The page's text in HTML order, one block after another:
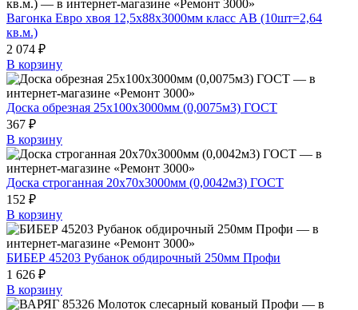
Вагонка Евро хвоя 12,5х88х3000мм класс АВ (10шт=2,64
кв.м.)
2 074 ₽
В корзину
Доска обрезная 25х100х3000мм (0,0075м3) ГОСТ
367 ₽
В корзину
Доска строганная 20х70х3000мм (0,0042м3) ГОСТ
152 ₽
В корзину
БИБЕР 45203 Рубанок обдирочный 250мм Профи
1 626 ₽
В корзину